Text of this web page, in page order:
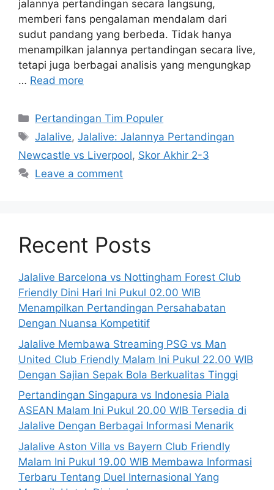
jalannya pertandingan secara langsung,
memberi fans pengalaman mendalam dari
sudut pandang yang berbeda. Tidak hanya
menampilkan jalannya pertandingan secara live,
tetapi juga berbagai analisis yang mengungkap
… Read more
Categories
Pertandingan Tim Populer
Tags
Jalalive,Jalalive: Jalannya Pertandingan
Newcastle vs Liverpool, Skor Akhir 2-3
Leave a comment
Recent Posts
Jalalive Barcelona vs Nottingham Forest Club
Friendly Dini Hari Ini Pukul 02.00 WIB
Menampilkan Pertandingan Persahabatan
Dengan Nuansa Kompetitif
Jalalive Membawa Streaming PSG vs Man
United Club Friendly Malam Ini Pukul 22.00 WIB
Dengan Sajian Sepak Bola Berkualitas Tinggi
Pertandingan Singapura vs Indonesia Piala
ASEAN Malam Ini Pukul 20.00 WIB Tersedia di
Jalalive Dengan Berbagai Informasi Menarik
Jalalive Aston Villa vs Bayern Club Friendly
Malam Ini Pukul 19.00 WIB Membawa Informasi
Terbaru Tentang Duel Internasional Yang